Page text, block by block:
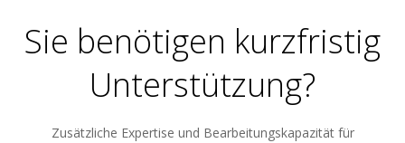
Sie benötigen kurzfristig
Unterstützung?
Zusätzliche Expertise und Bearbeitungskapazität für